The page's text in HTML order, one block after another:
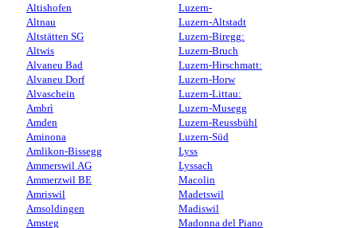
Altishofen
Altnau
Altstätten SG
Altwis
Alvaneu Bad
Alvaneu Dorf
Alvaschein
Ambrì
Amden
Aminona
Amlikon-Bissegg
Ammerswil AG
Ammerzwil BE
Amriswil
Amsoldingen
Amsteg
Luzern-
Luzern-Altstadt
Luzern-Biregg:
Luzern-Bruch
Luzern-Hirschmatt:
Luzern-Horw
Luzern-Littau:
Luzern-Musegg
Luzern-Reussbühl
Luzern-Süd
Lyss
Lyssach
Macolin
Madetswil
Madiswil
Madonna del Piano